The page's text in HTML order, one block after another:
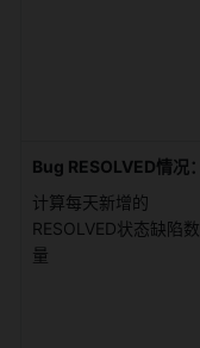
Bug RESOLVED情况：
计算每天新增的
RESOLVED状态缺陷数
量